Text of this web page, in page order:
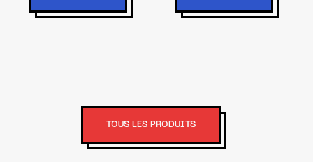
TOUS LES PRODUITS